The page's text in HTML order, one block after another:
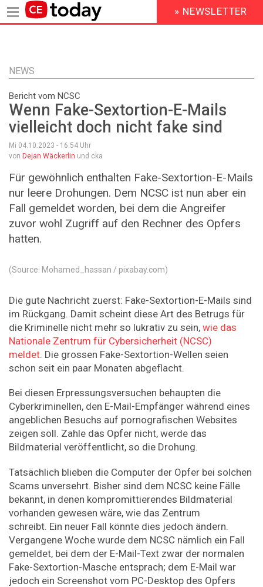
Inhalt
HEADER
MENU
» NEWSLETTER
NEWS
Bericht vom NCSC
Wenn Fake-Sextortion-E-Mails
vielleicht doch nicht fake sind
Mi 04.10.2023 - 16:54 Uhr
von Dejan Wäckerlin und cka
Für gewöhnlich enthalten Fake-Sextortion-E-Mails
nur leere Drohungen. Dem NCSC ist nun aber ein
Fall gemeldet worden, bei dem die Angreifer
zuvor wohl Zugriff auf den Rechner des Opfers
hatten.
(Source: Mohamed_hassan / pixabay.com)
Die gute Nachricht zuerst: Fake-Sextortion-E-Mails sind
im Rückgang. Damit scheint diese Art des Betrugs für
die Kriminelle nicht mehr so lukrativ zu sein, wie das
Nationale Zentrum für Cybersicherheit (NCSC)
meldet. Die grossen Fake-Sextortion-Wellen seien
schon seit ein paar Monaten abgeflacht.
Bei diesen Erpressungsversuchen behaupten die
Cyberkriminellen, den E-Mail-Empfänger während eines
angeblichen Besuchs auf pornografischen Websites
zeigen soll. Zahle das Opfer nicht, werde das
Bildmaterial veröffentlicht, so die Drohung.
Tatsächlich blieben die Computer der Opfer bei solchen
Scams unversehrt. Bisher sind dem NCSC keine Fälle
bekannt, in denen kompromittierendes Bildmaterial
vorhanden gewesen wäre, wie das Zentrum
schreibt. Ein neuer Fall könnte dies jedoch ändern.
Vergangene Woche wurde dem NCSC nämlich ein Fall
gemeldet, bei dem der E-Mail-Text zwar der normalen
Fake-Sextortion-Masche entsprach; dem E-Mail war
jedoch ein Screenshot vom PC-Desktop des Opfers